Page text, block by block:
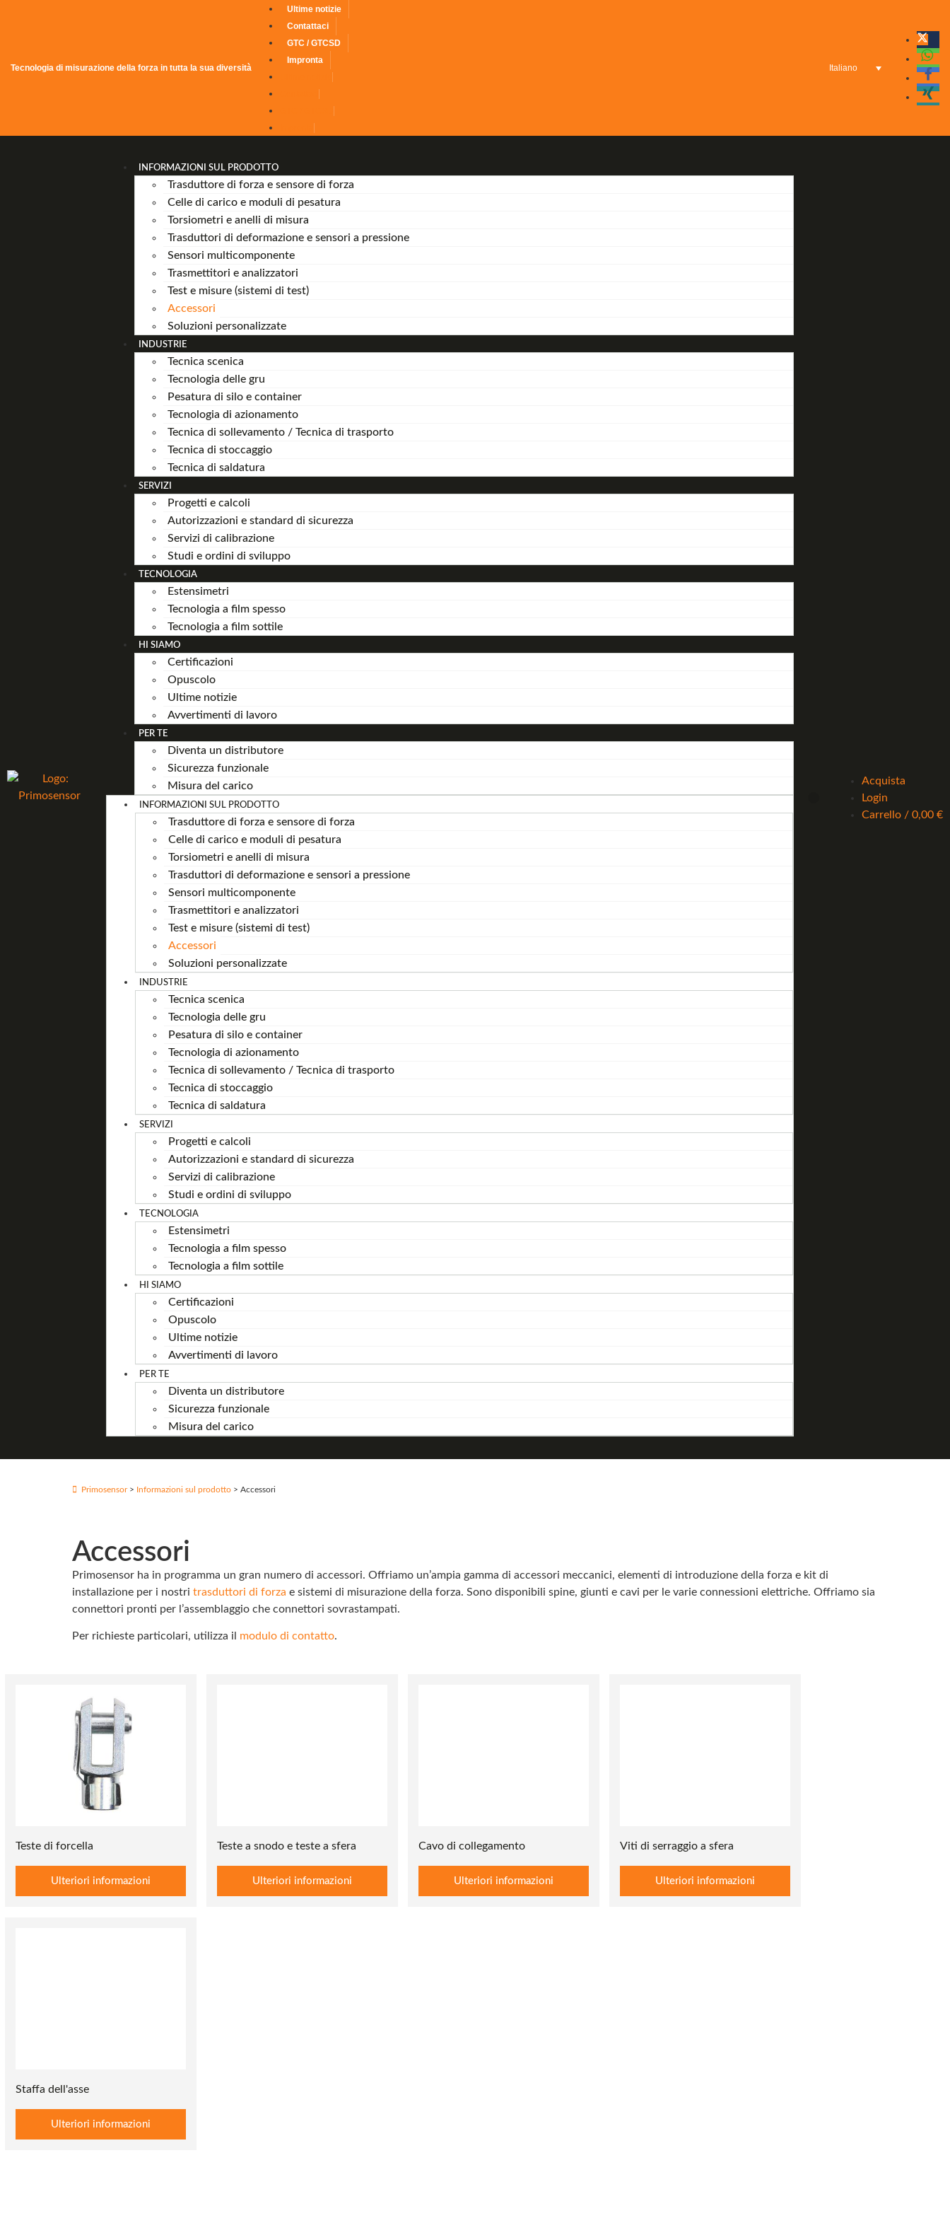
Tecnologia di misurazione della forza in tutta la sua diversità
Ultime notizie
Contattaci
GTC / GTCSD
Impronta
Italiano
INFORMAZIONI SUL PRODOTTO
Trasduttore di forza e sensore di forza
Celle di carico e moduli di pesatura
Torsiometri e anelli di misura
Trasduttori di deformazione e sensori a pressione
Sensori multicomponente
Trasmettitori e analizzatori
Test e misure (sistemi di test)
Accessori
Soluzioni personalizzate
INDUSTRIE
Tecnica scenica
Tecnologia delle gru
Pesatura di silo e container
Tecnologia di azionamento
Tecnica di sollevamento / Tecnica di trasporto
Tecnica di stoccaggio
Tecnica di saldatura
SERVIZI
Progetti e calcoli
Autorizzazioni e standard di sicurezza
Servizi di calibrazione
Studi e ordini di sviluppo
TECNOLOGIA
Estensimetri
Tecnologia a film spesso
Tecnologia a film sottile
HI SIAMO
Certificazioni
Opuscolo
Ultime notizie
Avvertimenti di lavoro
PER TE
Diventa un distributore
Sicurezza funzionale
Misura del carico
INFORMAZIONI SUL PRODOTTO
Trasduttore di forza e sensore di forza
Celle di carico e moduli di pesatura
Torsiometri e anelli di misura
Trasduttori di deformazione e sensori a pressione
Sensori multicomponente
Trasmettitori e analizzatori
Test e misure (sistemi di test)
Accessori
Soluzioni personalizzate
INDUSTRIE
Tecnica scenica
Tecnologia delle gru
Pesatura di silo e container
Tecnologia di azionamento
Tecnica di sollevamento / Tecnica di trasporto
Tecnica di stoccaggio
Tecnica di saldatura
SERVIZI
Progetti e calcoli
Autorizzazioni e standard di sicurezza
Servizi di calibrazione
Studi e ordini di sviluppo
TECNOLOGIA
Estensimetri
Tecnologia a film spesso
Tecnologia a film sottile
HI SIAMO
Certificazioni
Opuscolo
Ultime notizie
Avvertimenti di lavoro
PER TE
Diventa un distributore
Sicurezza funzionale
Misura del carico
Acquista
Login
Carrello / 0,00 €
Primosensor> Informazioni sul prodotto > Accessori
Accessori
Primosensor ha in programma un gran numero di accessori. Offriamo un’ampia gamma di accessori meccanici, elementi di introduzione della forza e kit di
installazione per i nostri trasduttori di forza e sistemi di misurazione della forza. Sono disponibili spine, giunti e cavi per le varie connessioni elettriche. Offriamo sia
connettori pronti per l’assemblaggio che connettori sovrastampati.
Per richieste particolari, utilizza il modulo di contatto.
Teste di forcella
Ulteriori informazioni
Teste a snodo e teste a sfera
Ulteriori informazioni
Cavo di collegamento
Ulteriori informazioni
Viti di serraggio a sfera
Ulteriori informazioni
Staffa dell'asse
Ulteriori informazioni